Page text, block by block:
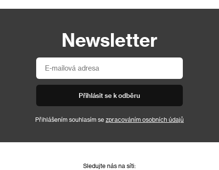
Newsletter
Přihlásit se k odběru
Přihlášením souhlasím se zpracováním osobních údajů
Sledujte nás na síti: